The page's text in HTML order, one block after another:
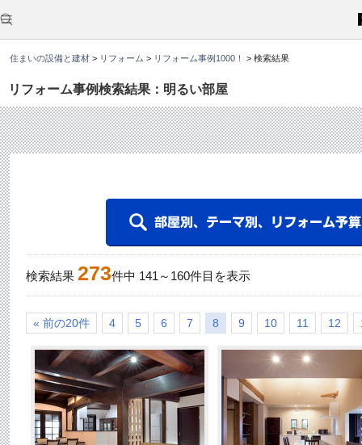
住まいの設備と建材 > リフォーム > リフォーム事例1000！ > 検索結果
リフォーム事例検索結果：明るい部屋
こ
か
ら
文
す
検索結果 273件中 141 ～ 160件目を表示
« 前の20件 4 5 6 7 8 9 10 11 12